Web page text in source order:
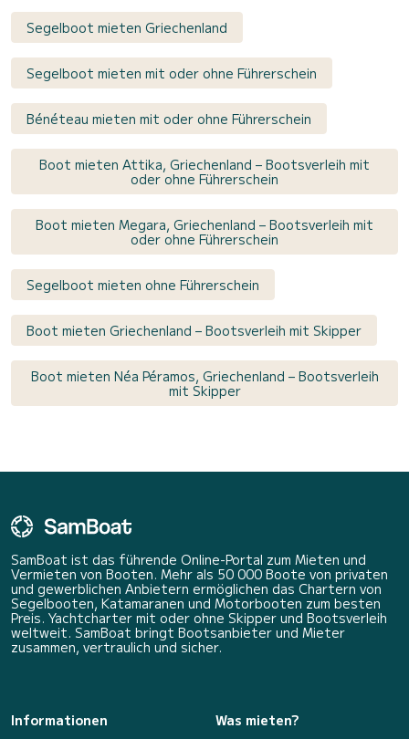
Segelboot mieten Griechenland
Segelboot mieten mit oder ohne Führerschein
Bénéteau mieten mit oder ohne Führerschein
Boot mieten Attika, Griechenland – Bootsverleih mit
oder ohne Führerschein
Boot mieten Megara, Griechenland – Bootsverleih mit
oder ohne Führerschein
Segelboot mieten ohne Führerschein
Boot mieten Griechenland – Bootsverleih mit Skipper
Boot mieten Néa Péramos, Griechenland – Bootsverleih
mit Skipper
SamBoat ist das führende Online-Portal zum Mieten und
Vermieten von Booten. Mehr als 50 000 Boote von privaten
und gewerblichen Anbietern ermöglichen das Chartern von
Segelbooten, Katamaranen und Motorbooten zum besten
Preis. Yachtcharter mit oder ohne Skipper und Bootsverleih
weltweit. SamBoat bringt Bootsanbieter und Mieter
zusammen, vertraulich und sicher.
Informationen
Was mieten?